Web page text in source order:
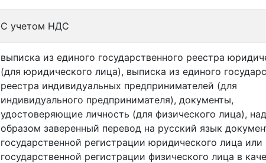
С учетом НДС
выписка из единого государственного реестра
(для юридического лица), выписка из единого
реестра индивидуальных предпринимателей (для
индивидуального предпринимателя), документы,
удостоверяющие личность (для физического лица),
образом заверенный перевод на русский язык
государственной регистрации юридического лица или
государственной регистрации физического лица в